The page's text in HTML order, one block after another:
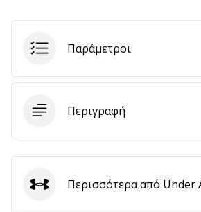
Εμφάνιση
των
άρθρων
Παράμετροι
Περιγραφή
Under Armour
Περισσότερα από Under